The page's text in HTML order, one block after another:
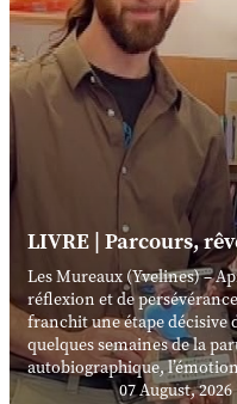
LIVRE | Parcours,
Les Mureaux (Yvelines) –
réflexion et de
franchit une étape décisive
quelques semaines de la
autobiographique,
07 August, 2026